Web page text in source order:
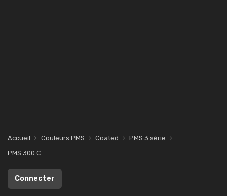
Accueil Couleurs PMS Coated
PMS 3 série
PMS 300 C
Connecter